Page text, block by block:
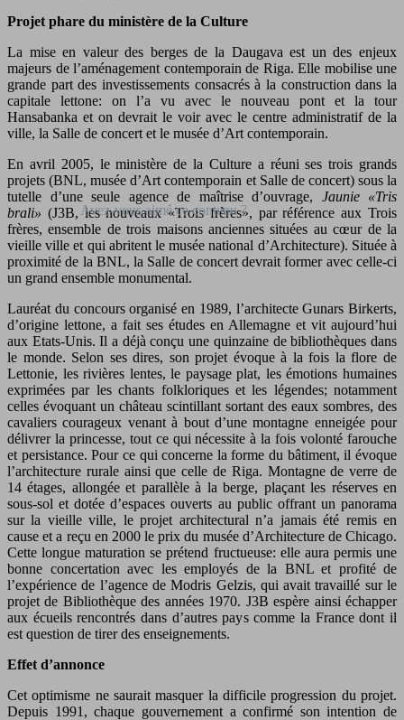
Projet phare du ministère de la Culture
La mise en valeur des berges de la Daugava est un des enjeux
majeurs de l’aménagement contemporain de Riga. Elle mobilise une
grande part des investissements consacrés à la construction dans la
capitale lettone: on l’a vu avec le nouveau pont et la tour
Hansabanka et on devrait le voir avec le centre administratif de la
ville, la Salle de concert et le musée d’Art contemporain.
En avril 2005, le ministère de la Culture a réuni ses trois grands
projets (BNL, musée d’Art contemporain et Salle de concert) sous la
tutelle d’une seule agence de maîtrise d’ouvrage, Jaunie «Tris
brali» (J3B, les nouveaux «Trois frères», par référence aux Trois
frères, ensemble de trois maisons anciennes situées au cœur de la
vieille ville et qui abritent le musée national d’Architecture). Située à
proximité de la BNL, la Salle de concert devrait former avec celle-ci
un grand ensemble monumental.
Lauréat du concours organisé en 1989, l’architecte Gunars Birkerts,
d’origine lettone, a fait ses études en Allemagne et vit aujourd’hui
aux Etats-Unis. Il a déjà conçu une quinzaine de bibliothèques dans
le monde. Selon ses dires, son projet évoque à la fois la flore de
Lettonie, les rivières lentes, le paysage plat, les émotions humaines
exprimées par les chants folkloriques et les légendes; notamment
celles évoquant un château scintillant sortant des eaux sombres, des
cavaliers courageux venant à bout d’une montagne enneigée pour
délivrer la princesse, tout ce qui nécessite à la fois volonté farouche
et persistance. Pour ce qui concerne la forme du bâtiment, il évoque
l’architecture rurale ainsi que celle de Riga. Montagne de verre de
14 étages, allongée et parallèle à la berge, plaçant les réserves en
sous-sol et dotée d’espaces ouverts au public offrant un panorama
sur la vieille ville, le projet architectural n’a jamais été remis en
cause et a reçu en 2000 le prix du musée d’Architecture de Chicago.
Cette longue maturation se prétend fructueuse: elle aura permis une
bonne concertation avec les employés de la BNL et profité de
l’expérience de l’agence de Modris Gelzis, qui avait travaillé sur le
projet de Bibliothèque des années 1970. J3B espère ainsi échapper
aux écueils rencontrés dans d’autres pays comme la France dont il
est question de tirer des enseignements.
Effet d’annonce
Cet optimisme ne saurait masquer la difficile progression du projet.
Depuis 1991, chaque gouvernement a confirmé son intention de